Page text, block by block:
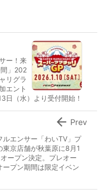
ー！来
」202
リグラ
エント
日（水）より受付開始！
ルエンサー「わいTV」プ
東京店舗が秋葉原に8月1
ープン決定。プレオー
ープン期間は限定イベン
 Prev